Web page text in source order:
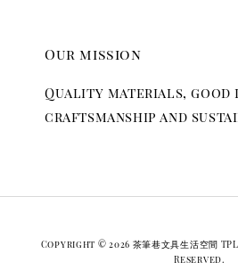
Our mission
Quality materials, good
craftsmanship and
Copyright © 2026 茶筆巷文具生活空間
Reserved.